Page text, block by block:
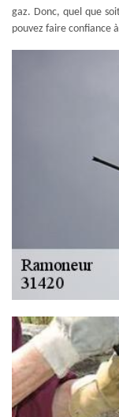
gaz. Donc, quel que
pouvez faire confiance